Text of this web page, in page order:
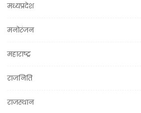
मध्यप्रदेश
मनोरंजन
महाराष्ट्र
राजनिति
राजस्थान